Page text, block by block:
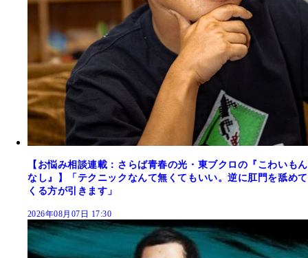
【お悩み相談連載：さらば青春の光・東ブクロの『こわいもん
なし』】「テクニックなんて無くてもいい。逆に肛門を舐めて
くる方が引きます」
2026年08月07日 17:30